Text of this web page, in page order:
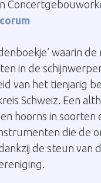
waarin de
in de
van het tienjarig
Schweiz. Een
hoorns in soorten
die de
de steun van